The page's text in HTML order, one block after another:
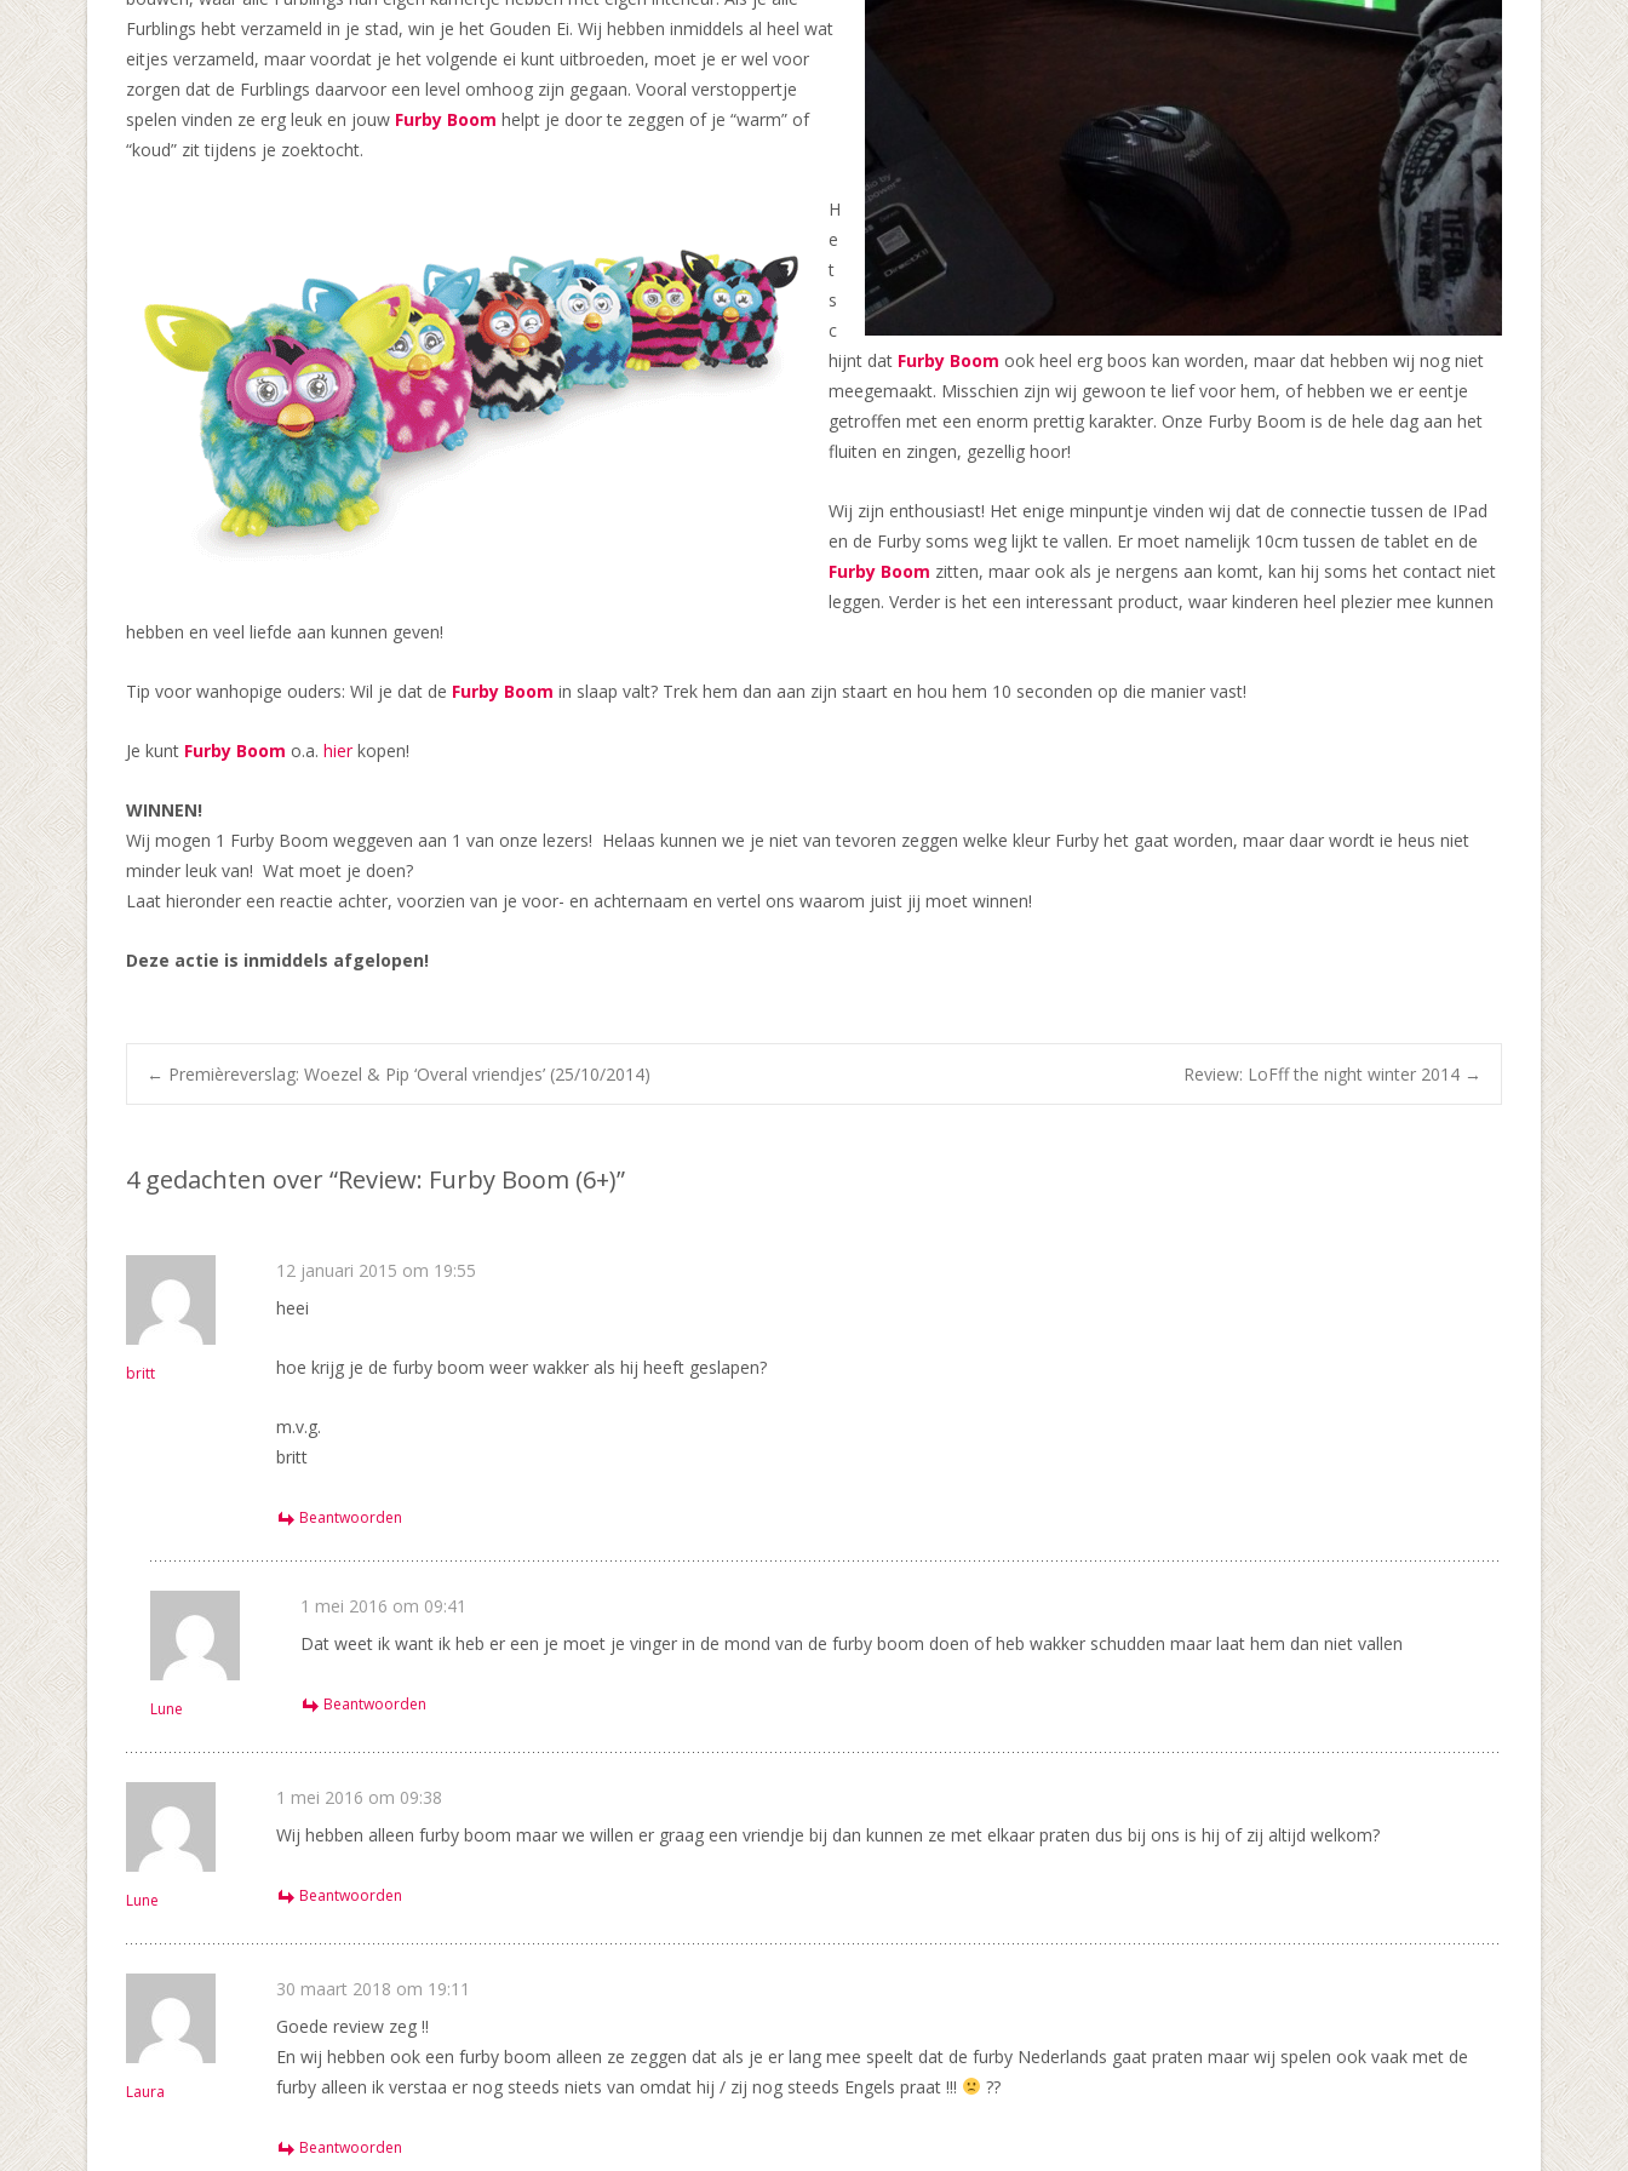
Furblings hebt verzameld in je stad, win je het Gouden Ei. Wij hebben inmiddels al heel wat
eitjes verzameld, maar voordat je het volgende ei kunt uitbroeden, moet je er wel voor
zorgen dat de Furblings daarvoor een level omhoog zijn gegaan. Vooral verstoppertje
spelen vinden ze erg leuk en jouw Furby Boom helpt je door te zeggen of je “warm” of
“koud” zit tijdens je zoektocht.
H
e
t
s
c
hijnt dat Furby Boom ook heel erg boos kan worden, maar dat hebben wij nog niet
meegemaakt. Misschien zijn wij gewoon te lief voor hem, of hebben we er eentje
getroffen met een enorm prettig karakter. Onze Furby Boom is de hele dag aan het
fluiten en zingen, gezellig hoor!
Wij zijn enthousiast! Het enige minpuntje vinden wij dat de connectie tussen de IPad
en de Furby soms weg lijkt te vallen. Er moet namelijk 10cm tussen de tablet en de
Furby Boom zitten, maar ook als je nergens aan komt, kan hij soms het contact niet
leggen. Verder is het een interessant product, waar kinderen heel plezier mee kunnen
hebben en veel liefde aan kunnen geven!
Tip voor wanhopige ouders: Wil je dat de Furby Boom in slaap valt? Trek hem dan aan zijn staart en hou hem 10 seconden op die manier vast!
Je kunt Furby Boom o.a. hierkopen!
WINNEN!
Wij mogen 1 Furby Boom weggeven aan 1 van onze lezers! Helaas kunnen we je niet van tevoren zeggen welke kleur Furby het gaat worden, maar daar wordt ie heus niet
minder leuk van! Wat moet je doen?
Laat hieronder een reactie achter, voorzien van je voor- en achternaam en vertel ons waarom juist jij moet winnen!
Deze actie is inmiddels afgelopen!
Bericht
navigatie
← Premièreverslag: Woezel & Pip ‘Overal vriendjes’ (25/10/2014) Review: LoFff the night winter 2014 →
4 gedachten over “Review: Furby Boom (6+)”
britt
12 januari 2015 om 19:55
heei
hoe krijg je de furby boom weer wakker als hij heeft geslapen?
m.v.g.
britt
Beantwoorden
Lune
1 mei 2016 om 09:41
Dat weet ik want ik heb er een je moet je vinger in de mond van de furby boom doen of heb wakker schudden maar laat hem dan niet vallen
Beantwoorden
Lune
1 mei 2016 om 09:38
Wij hebben alleen furby boom maar we willen er graag een vriendje bij dan kunnen ze met elkaar praten dus bij ons is hij of zij altijd welkom?
Beantwoorden
Laura
30 maart 2018 om 19:11
Goede review zeg !!
En wij hebben ook een furby boom alleen ze zeggen dat als je er lang mee speelt dat de furby Nederlands gaat praten maar wij spelen ook vaak met de
furby alleen ik verstaa er nog steeds niets van omdat hij / zij nog steeds Engels praat !!!
??
Beantwoorden